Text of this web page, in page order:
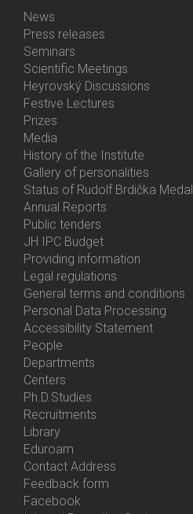
Bottom
Menu
Activities
News
Press releases
Seminars
Scientific Meetings
Heyrovský Discussions
Festive Lectures
Prizes
Media
History of the Institute
Gallery of personalities
Status of Rudolf Brdička Medal
Bottom
Menu
About
Us
Annual Reports
Public tenders
JH IPC Budget
Providing information
Legal regulations
General terms and conditions
Personal Data Processing
Accessibility Statement
Bottom
Menu
Contacts
People
Departments
Centers
Ph.D.Studies
Recruitments
Library
Eduroam
Contact Address
Feedback form
Facebook